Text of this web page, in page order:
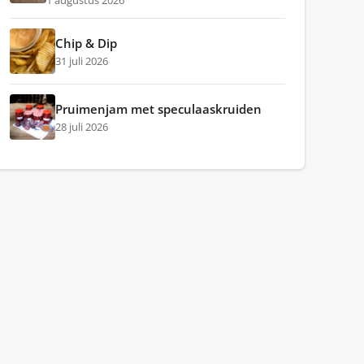
Chip & Dip
31 juli 2026
Pruimenjam met speculaaskruiden
28 juli 2026